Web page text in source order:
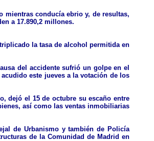
mientras conducía ebrio y, de resultas,
a 17.890,2 millones.
la tasa de alcohol permitida en
del accidente sufrió un golpe en el
este jueves a la votación de los
dejó el 15 de octubre su escaño entre
así como las ventas inmobiliarias
de Urbanismo y también de Policía
de la Comunidad de Madrid en